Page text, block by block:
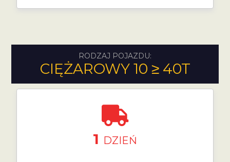
RODZAJ POJAZDU:
CIĘŻAROWY 10 ≥ 40T
1 DZIEŃ